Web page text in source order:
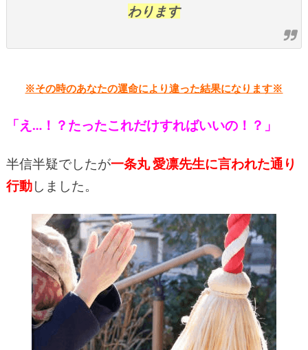
わります
※その時のあなたの運命により違った結果になります※
「え…！？たったこれだけすればいいの！？」
半信半疑でしたが一条丸 愛凛先生に言われた通り
行動しました。